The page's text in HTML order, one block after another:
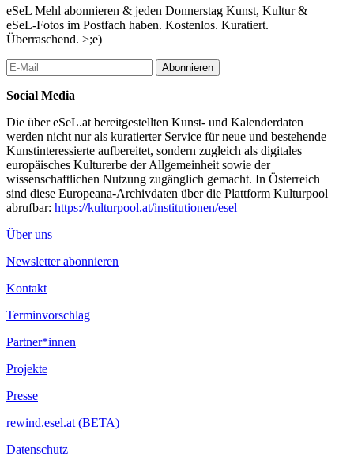
Die SAMMLUNG VERBUND wurde 2004 in Wien gegründet
und setzt zeitgenössische Kunst seit den 1970er-Jahren in Dialog
Woodman besitzt die Sammlung, abgesehen vom Nachlass in
New York, den größten Bestand ihrer Arbeiten.
eSeL Mehl abonnieren & jeden Donnerstag Kunst, Kultur &
eSeL-Fotos im Postfach haben. Kostenlos. Kuratiert.
Überraschend. >;e)
Abonnieren
Social Media
Die über eSeL.at bereitgestellten Kunst- und Kalenderdaten
werden nicht nur als kuratierter Service für neue und bestehende
Kunstinteressierte aufbereitet, sondern zugleich als digitales
europäisches Kulturerbe der Allgemeinheit sowie der
wissenschaftlichen Nutzung zugänglich gemacht. In Österreich
sind diese Europeana-Archivdaten über die Plattform Kulturpool
abrufbar: https://kulturpool.at/institutionen/esel
Über uns
Newsletter abonnieren
Kontakt
Terminvorschlag
Partner*innen
Projekte
Presse
rewind.esel.at (BETA)
Datenschutz